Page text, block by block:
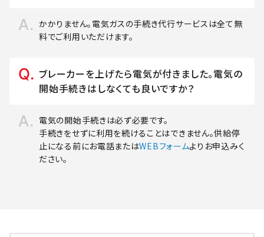
かかりません。電気ガスの手続き代行サービスは全て無
料でご利用いただけます。
ブレーカーを上げたら電気が付きました。電気の
開始手続きはしなくても良いですか？
電気の開始手続きは必ず必要です。
手続きをせずに利用を続けることはできません。供給停
止になる前にお電話またはWEBフォームよりお申込みく
ださい。